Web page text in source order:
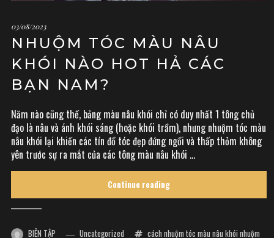
03/08/2023
NHUỘM TÓC MÀU NÂU
KHÓI NÀO HOT HẢ CÁC
BẠN NAM?
Năm nào cũng thế, bảng màu nâu khói chỉ có duy nhất 1 tông chủ
đạo là nâu và ánh khói sáng (hoặc khói trầm), nhưng nhuộm tóc màu
nâu khói lại khiến các tín đồ tóc đẹp đứng ngồi và thấp thỏm không
yên trước sự ra mắt của các tông màu nâu khói ...
Continue reading
BIÊN TẬP Uncategorized cách nhuộm tóc màu nâu khói nhuộm